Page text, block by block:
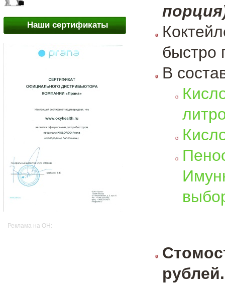
Наши сертификаты
Реклама на OH:
быстро
В
рублей.